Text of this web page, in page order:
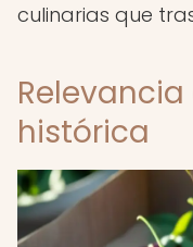
culinarias que
histórica